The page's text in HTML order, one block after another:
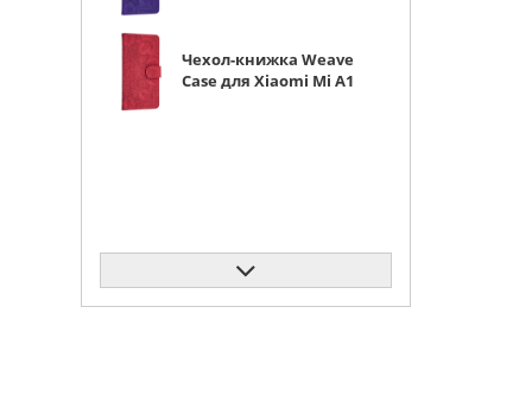
Чехол-книжка Weave
Case для Xiaomi Mi A1